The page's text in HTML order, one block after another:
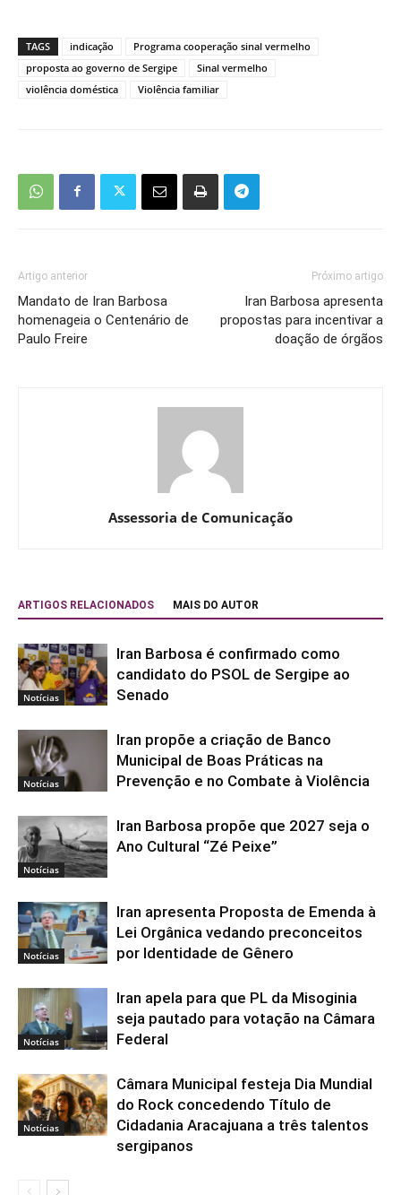
TAGS indicação
Programa cooperação sinal vermelho
proposta ao governo de Sergipe
Sinal vermelho
violência doméstica
Violência familiar
Artigo anterior
Mandato de Iran Barbosa
homenageia o Centenário de
Paulo Freire
Próximo artigo
Iran Barbosa apresenta
propostas para incentivar a
doação de órgãos
Assessoria de Comunicação
ARTIGOS RELACIONADOS MAIS DO AUTOR
Notícias
Iran Barbosa é confirmado como
candidato do PSOL de Sergipe ao
Senado
Notícias
Iran propõe a criação de Banco
Municipal de Boas Práticas na
Prevenção e no Combate à Violência
Notícias
Iran Barbosa propõe que 2027 seja o
Ano Cultural “Zé Peixe”
Notícias
Iran apresenta Proposta de Emenda à
Lei Orgânica vedando preconceitos
por Identidade de Gênero
Notícias
Iran apela para que PL da Misoginia
seja pautado para votação na Câmara
Federal
Notícias
Câmara Municipal festeja Dia Mundial
do Rock concedendo Título de
Cidadania Aracajuana a três talentos
sergipanos